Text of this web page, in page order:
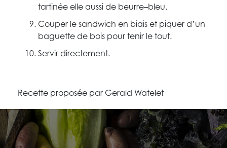
tartinée elle aussi de beurre–bleu.
Couper le sandwich en biais et piquer d’un
baguette de bois pour tenir le tout.
Servir directement.
Recette proposée par Gerald Watelet